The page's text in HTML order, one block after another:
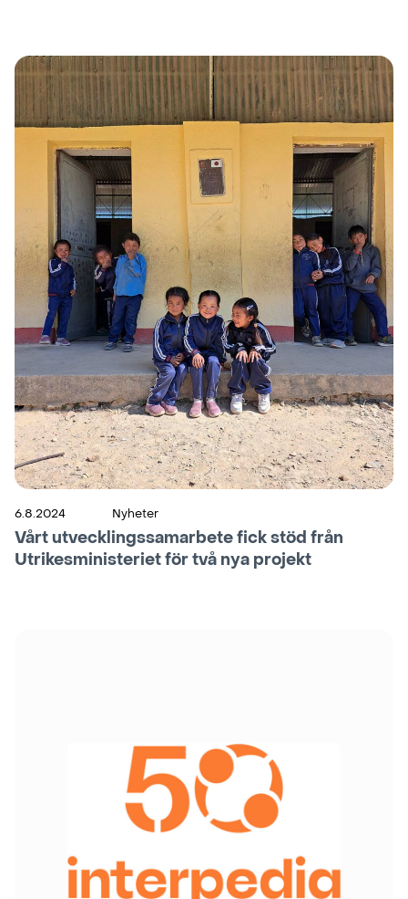
6.8.2024 Nyheter
Vårt utvecklingssamarbete fick stöd från
Utrikesministeriet för två nya projekt